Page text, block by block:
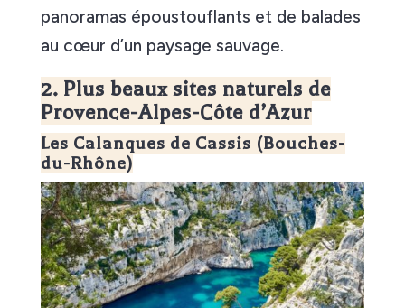
panoramas époustouflants et de balades
au cœur d’un paysage sauvage.
2. Plus beaux sites naturels de
Provence-Alpes-Côte d’Azur
Les Calanques de Cassis (Bouches-
du-Rhône)